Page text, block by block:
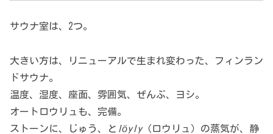
サウナ室は、2つ。
大きい方は、リニューアルで生まれ変わった、フィンラン
ドサウナ。
温度、湿度、座面、雰囲気、ぜんぶ、ヨシ。
オートロウリュも、完備。
ストーンに、じゅう、と löyly（ロウリュ）の蒸気が、静